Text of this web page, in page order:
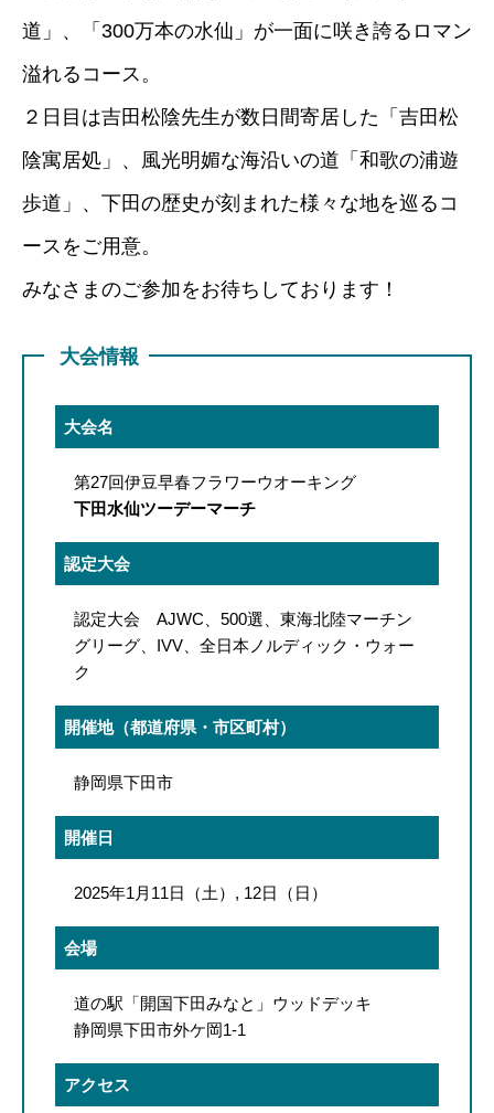
道」、「300万本の水仙」が一面に咲き誇るロマン
溢れるコース。
２日目は吉田松陰先生が数日間寄居した「吉田松
陰寓居処」、風光明媚な海沿いの道「和歌の浦遊
歩道」、下田の歴史が刻まれた様々な地を巡るコ
ースをご用意。
みなさまのご参加をお待ちしております！
大会情報
大会名
第27回伊豆早春フラワーウオーキング
下田水仙ツーデーマーチ
認定大会
認定大会 AJWC、500選、東海北陸マーチン
グリーグ、IVV、全日本ノルディック・ウォー
ク
開催地（都道府県・市区町村）
静岡県下田市
開催日
2025年1月11日（土）, 12日（日）
会場
道の駅「開国下田みなと」ウッドデッキ
静岡県下田市外ケ岡1-1
アクセス